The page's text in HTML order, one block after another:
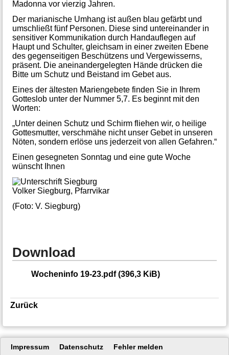
Madonna vor vierzig Jahren.
Der marianische Umhang ist außen blau gefärbt und
umschließt fünf Personen. Diese sind untereinander in
sensitiver Kommunikation durch Handauflegen auf
Haupt und Schulter, gleichsam in einer zweiten Ebene
des gegenseitigen Beschützens und Vergewisserns,
präsent. Die aneinandergelegten Hände drücken die
Bitte um Schutz und Beistand im Gebet aus.
Eines der ältesten Mariengebete finden Sie in Ihrem
Gotteslob unter der Nummer 5,7. Es beginnt mit den
Worten:
„Unter deinen Schutz und Schirm fliehen wir, o heilige
Gottesmutter, verschmähe nicht unser Gebet in unseren
Nöten, sondern erlöse uns jederzeit von allen Gefahren.“
Einen gesegneten Sonntag und eine gute Woche
wünscht Ihnen
Volker Siegburg, Pfarrvikar
(Foto: V. Siegburg)
Download
Wocheninfo 19-23.pdf(396,3 KiB)
Zurück
Navigation
Impressum Datenschutz Fehler melden